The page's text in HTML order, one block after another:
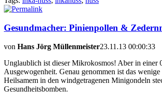
Gesundmacher: Pinienpollen &
von Hans Jörg Müllenmeister23.11.13 00:00:33
Unglaublich ist dieser Mikrokosmos! Aber in einer
Ausgewogenheit. Genau genommen ist das
Heilsamem in den windgetragenen Minigondeln
Gesundheitsbomben.